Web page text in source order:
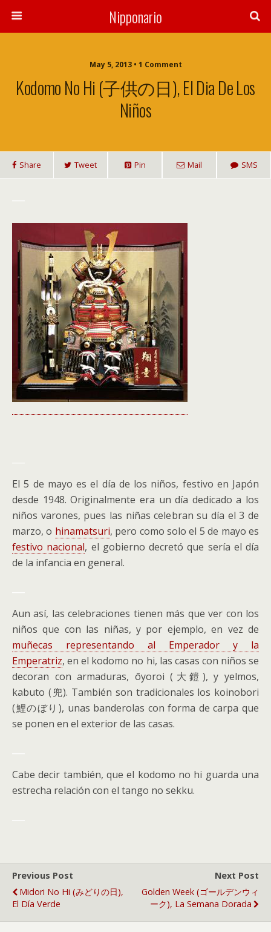
Nipponario
May 5, 2013 • 1 Comment
Kodomo No Hi (子供の日), El Dia De Los
Niños
Share Tweet Pin Mail SMS
El 5 de mayo es el día de los niños, festivo en Japón
desde 1948. Originalmente era un día dedicado a los
niños varones, pues las niñas celebran su día el 3 de
marzo, o hinamatsuri, pero como solo el 5 de mayo es
festivo nacional, el gobierno decretó que sería el día
de la infancia en general.
Aun así, las celebraciones tienen más que ver con los
niños que con las niñas, y por ejemplo, en vez de
muñecas representando al Emperador y la
Emperatriz, en el kodomo no hi, las casas con niños se
decoran con armaduras, ōyoroi (大鎧), y yelmos,
kabuto (兜). También son tradicionales los koinobori
(鯉のぼり), unas banderolas con forma de carpa que
se ponen en el exterior de las casas.
Cabe decir también, que el kodomo no hi guarda una
estrecha relación con el tango no sekku.
Previous Post
Midori No Hi (みどりの日),
El Día Verde
Next Post
Golden Week (ゴールデンウィ
ーク), La Semana Dorada